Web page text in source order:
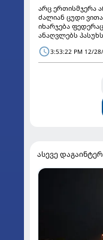
არც ერთისმჯერა
ძალიან ცუდი
იხარჯება
ანაღვლებს
3:53:22 PM 12/
ასევე